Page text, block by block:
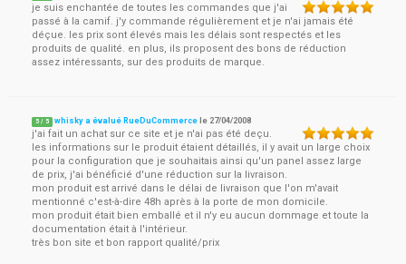
je suis enchantée de toutes les commandes que j'ai
passé à la camif. j'y commande régulièrement et je n'ai jamais été
déçue. les prix sont élevés mais les délais sont respectés et les
produits de qualité. en plus, ils proposent des bons de réduction
assez intéressants, sur des produits de marque.
5 / 5 whisky a évalué RueDuCommerce le 27/04/2008
j'ai fait un achat sur ce site et je n'ai pas été deçu.
les informations sur le produit étaient détaillés, il y avait un large choix
pour la configuration que je souhaitais ainsi qu'un panel assez large
de prix, j'ai bénéficié d'une réduction sur la livraison.
mon produit est arrivé dans le délai de livraison que l'on m'avait
mentionné c'est-à-dire 48h après à la porte de mon domicile.
mon produit était bien emballé et il n'y eu aucun dommage et toute la
documentation était à l'intérieur.
très bon site et bon rapport qualité/prix